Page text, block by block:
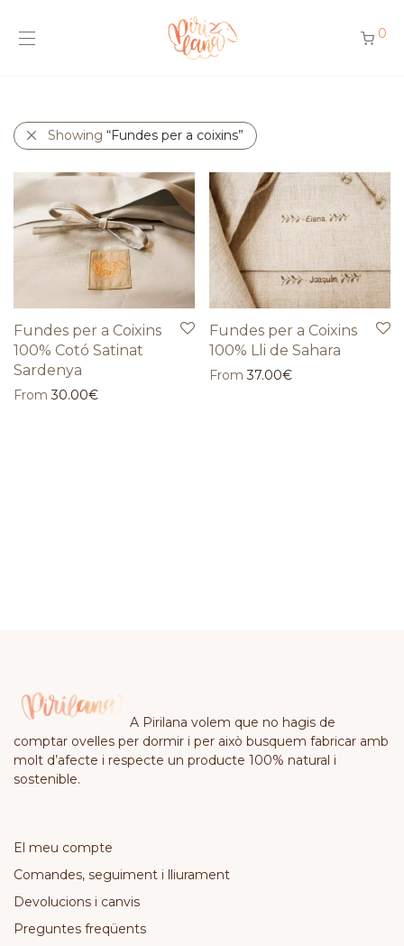
0
Showing “Fundes per a coixins”
Fundes per a Coixins
100% Cotó Satinat
Sardenya
From 30.00€
Fundes per a Coixins
100% Lli de Sahara
From 37.00€
A Pirilana volem que no hagis de
comptar ovelles per dormir i per això busquem fabricar amb
molt d’afecte i respecte un producte 100% natural i
sostenible.
El meu compte
Comandes, seguiment i lliurament
Devolucions i canvis
Preguntes freqüents